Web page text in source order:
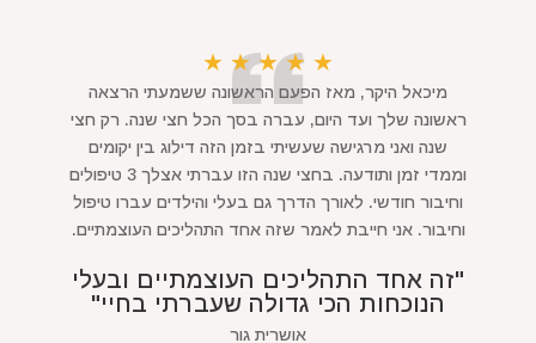
★
★
★
★
★
מיכאל היקר, מאז הפעם הראשונה ששמעתי הרצאה
ראשונה שלך ועד היום, עברה בסך הכל חצי שנה. רק חצי
שנה ואני מרגישה שעשיתי בזמן הזה דילוג בין יקומים
וממדי זמן ותודעה. בחצי שנה הזו עברתי אצלך 3 טיפולים
וחיבור חודשי. לאורך הדרך גם בעלי והילדים עברו טיפול
וחיבור. אני חייבת לאמר שזה אחד התהליכים העוצמתיים.
"זה אחד התהליכים העוצמתיים ובעלי
הנוכחות הכי גדולה שעברתי בחיי"
אושרית גור